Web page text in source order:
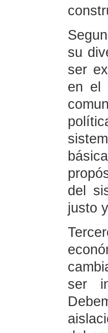
su
ser
en el
del
justo
ser